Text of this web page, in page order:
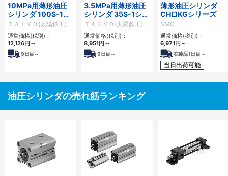
10MPa用薄形油圧
シリンダ 100S-1シ
リーズ
ＴＡＩＹＯ(太陽鉄工)
通常価格(税別)：
12,126円 ～
9日目～
3.5MPa用薄形油圧
シリンダ 35S-1シリ
ーズ
ＴＡＩＹＯ(太陽鉄工)
通常価格(税別)：
8,951円 ～
9日目～
薄形油圧シリンダ
CH□KGシリーズ
SMC
通常価格(税別)：
6,971円 ～
在庫品1日目～
当日出荷可能
油圧シリンダの売れ筋ランキング